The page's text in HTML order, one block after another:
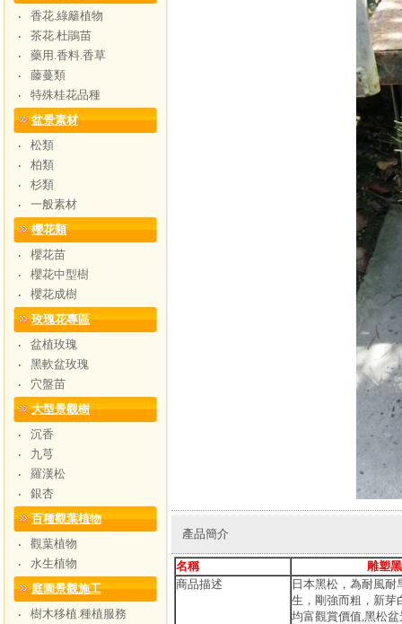
‧
香花.綠籬植物
‧
茶花.杜鵑苗
‧
藥用.香料.香草
‧
藤蔓類
‧
特殊桂花品種
盆景素材
‧
松類
‧
柏類
‧
杉類
‧
一般素材
櫻花類
‧
櫻花苗
‧
櫻花中型樹
‧
櫻花成樹
玫瑰花專區
‧
盆植玫瑰
‧
黑軟盆玫瑰
‧
穴盤苗
大型景觀樹
‧
沉香
‧
九芎
‧
羅漢松
‧
銀杏
百種觀葉植物
‧
觀葉植物
‧
水生植物
庭園景觀施工
‧
樹木移植.種植服務
產品簡介
名稱
雕塑黑
商品描述
日本黑松，為耐風
生，剛強而粗，新芽
均富觀賞價值,黑松